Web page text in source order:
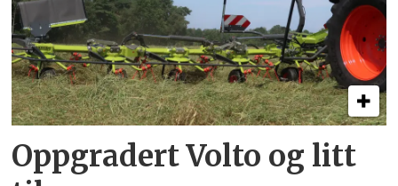
Oppgradert Volto og litt